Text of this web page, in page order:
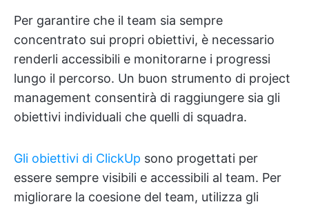
Per garantire che il team sia sempre
concentrato sui propri obiettivi, è necessario
renderli accessibili e monitorarne i progressi
lungo il percorso. Un buon strumento di project
management consentirà di raggiungere sia gli
obiettivi individuali che quelli di squadra.
Gli obiettivi di ClickUp sono progettati per
essere sempre visibili e accessibili al team. Per
migliorare la coesione del team, utilizza gli